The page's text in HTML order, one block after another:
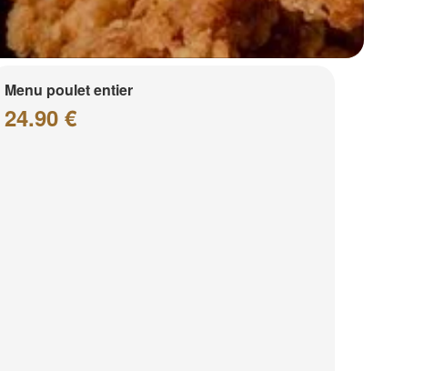
Menu poulet entier
24.90 €